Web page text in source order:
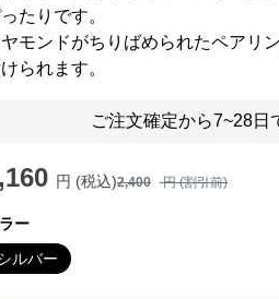
たりです。
モンドがちりばめられたペアリ
られます。
ご注文確定から7~28日
円 (税込)2,400 円 (割引前)
ー
ルバー